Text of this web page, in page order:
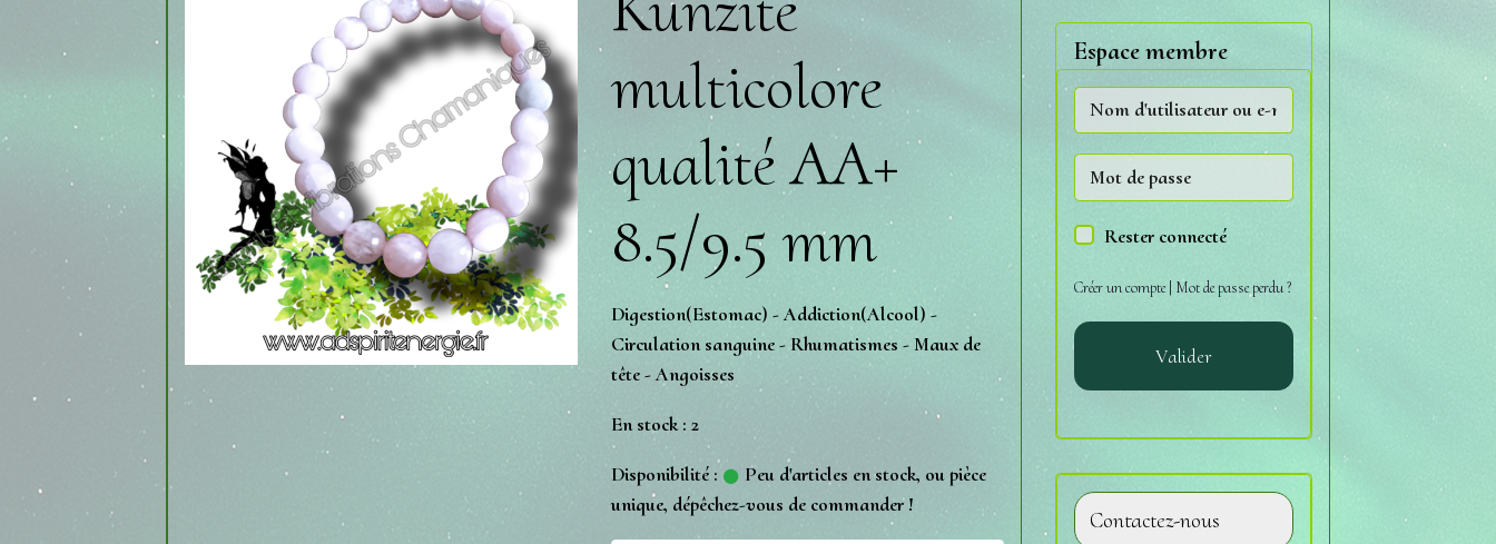
multicolore
qualité AA+
8.5/9.5 mm
Digestion(Estomac) - Addiction(Alcool) -
Circulation sanguine - Rhumatismes - Maux de
tête - Angoisses
En stock : 2
Disponibilité :
Peu d'articles en stock, ou pièce
unique, dépêchez-vous de commander !
Espace membre
Rester connecté
Créer un compte| Mot de passe perdu ?
Valider
Contactez-nous